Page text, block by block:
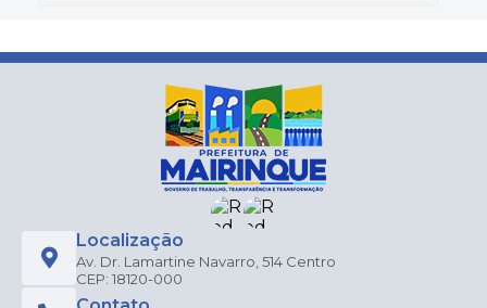
Localização
Av. Dr. Lamartine Navarro, 514 Centro
CEP: 18120-000